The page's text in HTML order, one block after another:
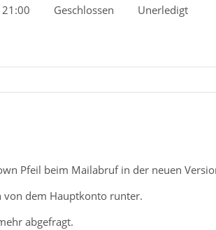
Geschlossen Unerledigt
Pfeil beim Mailabruf in der neuen
dem Hauptkonto runter.
abgefragt.